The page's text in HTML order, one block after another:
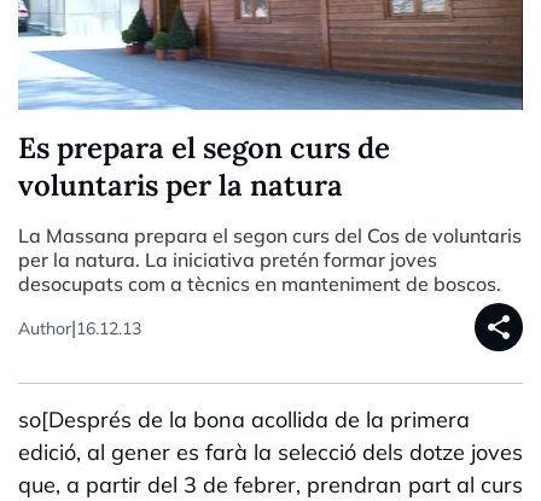
Es prepara el segon curs de
voluntaris per la natura
La Massana prepara el segon curs del Cos de voluntaris
per la natura. La iniciativa pretén formar joves
desocupats com a tècnics en manteniment de boscos.
Author|16.12.13 share
so[Després de la bona acollida de la primera
edició, al gener es farà la selecció dels dotze joves
que, a partir del 3 de febrer, prendran part al curs